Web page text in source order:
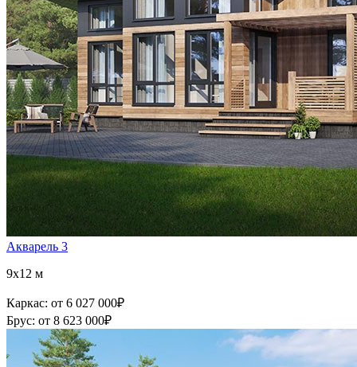
Акварель 3
9x12 м
Каркас: от 6 027 000₽
Брус: от 8 623 000₽